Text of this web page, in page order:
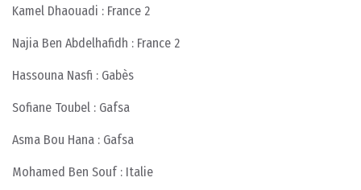
Kamel Dhaouadi : France 2
Najia Ben Abdelhafidh : France 2
Hassouna Nasfi : Gabès
Sofiane Toubel : Gafsa
Asma Bou Hana : Gafsa
Mohamed Ben Souf : Italie